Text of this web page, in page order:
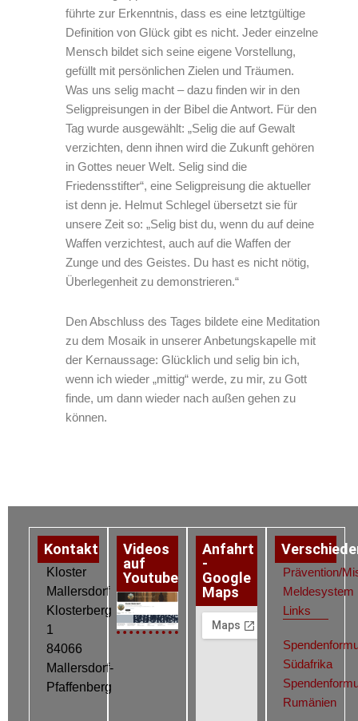
führte zur Erkenntnis, dass es eine letztgültige
Definition von Glück gibt es nicht. Jeder einzelne
Mensch bildet sich seine eigene Vorstellung,
gefüllt mit persönlichen Zielen und Träumen.
Was uns selig macht – dazu finden wir in den
Seligpreisungen in der Bibel die Antwort. Für den
Tag wurde ausgewählt: „Selig die auf Gewalt
verzichten, denn ihnen wird die Zukunft gehören
in Gottes neuer Welt. Selig sind die
Friedensstifter“, eine Seligpreisung die aktueller
ist denn je. Helmut Schlegel übersetzt sie für
unsere Zeit so: „Selig bist du, wenn du auf deine
Waffen verzichtest, auch auf die Waffen der
Zunge und des Geistes. Du hast es nicht nötig,
Überlegenheit zu demonstrieren.“
Den Abschluss des Tages bildete eine Meditation
zu dem Mosaik in unserer Anbetungskapelle mit
der Kernaussage: Glücklich und selig bin ich,
wenn ich wieder „mittig“ werde, zu mir, zu Gott
finde, um dann wieder nach außen gehen zu
können.
Kontakt
Kloster
Mallersdorf
Klosterberg
1
84066
Mallersdorf-
Pfaffenberg
Videos
auf
Youtube
Datenschutz
Impressum
Cookie-Richtlinie (EU)
Anfahrt
-
Google
Maps
Prävention/
Meldesystem
Links
Südafrika
Rumänien